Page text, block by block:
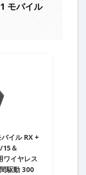
モバイル
イル RX +
＆
イヤレス
駆動 300